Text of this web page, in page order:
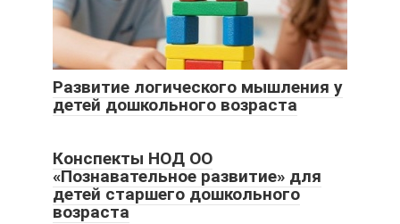
Развитие логического мышления у
детей дошкольного возраста
Конспекты НОД ОО
«Познавательное развитие» для
детей старшего дошкольного
возраста